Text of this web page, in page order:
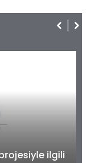
ilgili